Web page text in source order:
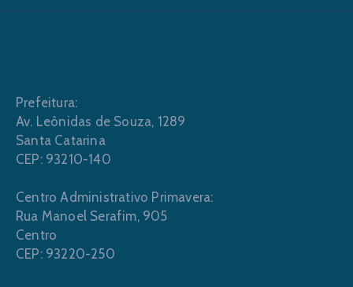
Prefeitura:
Av. Leônidas de Souza, 1289
Santa Catarina
CEP: 93210-140
Centro Administrativo Primavera:
Rua Manoel Serafim, 905
Centro
CEP: 93220-250